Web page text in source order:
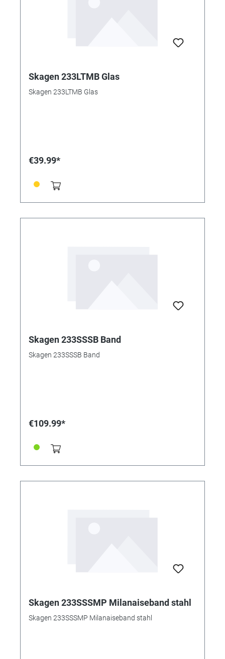
Skagen 233LTMB Glas
Skagen 233LTMB Glas
€39.99*
Skagen 233SSSB Band
Skagen 233SSSB Band
€109.99*
Skagen 233SSSMP Milanaiseband stahl
Skagen 233SSSMP Milanaiseband stahl